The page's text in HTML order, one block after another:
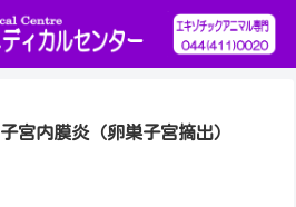
子宮内膜炎（卵巣子宮摘出）